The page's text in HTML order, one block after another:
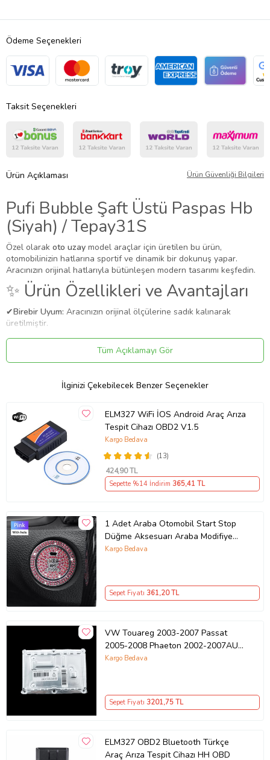
Ödeme Seçenekleri
Taksit Seçenekleri
Ürün Açıklaması Ürün Güvenliği Bilgileri
Pufi Bubble Şaft Üstü Paspas Hb
(Siyah) / Tepay31S
Özel olarak oto uzay model araçlar için üretilen bu ürün,
otomobilinizin hatlarına sportif ve dinamik bir dokunuş yapar.
Aracınızın orijinal hatlarıyla bütünleşen modern tasarımı keşfedin.
✨ Ürün Özellikleri ve Avantajları
✔Birebir Uyum: Aracınızın orijinal ölçülerine sadık kalınarak
üretilmiştir.
Pufi Bubble Şaft Üstü Paspas Hb (Siyah) / Tepay31S
Güvenli Teslimat
Siparişleriniz darbe emici özel ambalajlarla, kargoda zarar
görmeyecek şekilde paketlenerek tarafınıza ulaştırılır. %100
Müşteri memnuniyeti garantisiyle.
kcm42956450
Tüm Açıklamayı Gör
İlginizi Çekebilecek Benzer Seçenekler
ELM327 WiFi İOS Android Araç Arıza
Tespit Cihazı OBD2 V1.5
(13)
Kargo Bedava
424,90 TL
Sepette %14 İndirim 365,41 TL
1 Adet Araba Otomobil Start Stop
Düğme Aksesuarı Araba Modifiye
Düğme Koruyucu Kaplama (Pembe)
Kargo Bedava
Sepet Fiyatı 361,20 TL
VW Touareg 2003-2007 Passat
2005-2008 Phaeton 2002-2007AUDI
A4 S4 2000-2004 Far Beyni Xenon
Kargo Bedava
Sepet Fiyatı 3201,75 TL
ELM327 OBD2 Bluetooth Türkçe
Araç Arıza Tespit Cihazı HH OBD